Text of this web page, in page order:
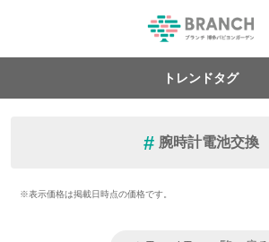
トレンドタグ
腕時計電池交換
※表示価格は掲載日時点の価格です。